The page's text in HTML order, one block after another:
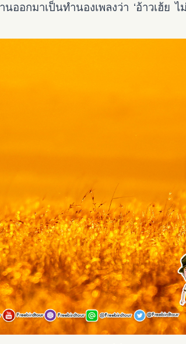
ออกมาเป็นทำนองเพลงว่า ‘อ้าวเฮ้ยไ